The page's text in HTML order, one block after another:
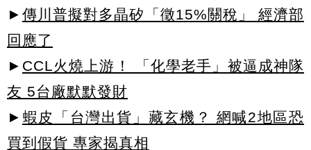
► 傳川普擬對多晶矽「徵15%關稅」 經濟部
回應了
► CCL火燒上游！ 「化學老手」被逼成神隊
友 5台廠默默發財
► 蝦皮「台灣出貨」藏玄機？ 網喊2地區恐
買到假貨 專家揭真相